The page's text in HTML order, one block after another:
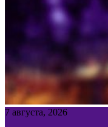
7 августа, 2026